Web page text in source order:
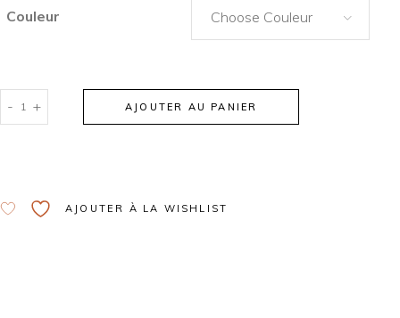
Couleur Choose Couleur
- + AJOUTER AU PANIER
AJOUTER À LA WISHLIST